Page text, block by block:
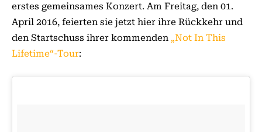
erstes gemeinsames Konzert. Am Freitag, den 01.
April 2016, feierten sie jetzt hier ihre Rückkehr und
den Startschuss ihrer kommenden „Not In This
Lifetime“-Tour: